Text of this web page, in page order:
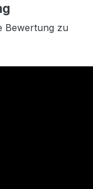
Bewertung zu